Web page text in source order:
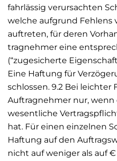
fahrlässig verursachten
welche aufgrund Fehlens
auftreten, für deren
tragnehmer eine
(“zugesicherte
Eine Haftung für
schlossen. 9.2 Bei
Auftragnehmer nur,
wesentliche
hat. Für einen einzelnen
Haftung auf den
nicht auf weniger als auf